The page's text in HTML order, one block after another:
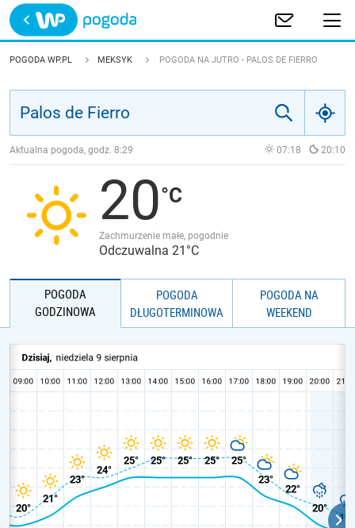
Trwa ładowanie
POLSKA
JAKOŚĆ POWIETRZA
POGODA WP.PL MEKSYK POGODA NA JUTRO - PALOS DE FIERRO
Aktualna pogoda, godz. 8:29 07:18 20:10
20
Zachmurzenie małe, pogodnie
Odczuwalna 21°C
POGODA
GODZINOWA
POGODA
DŁUGOTERMINOWA
POGODA NA
WEEKEND